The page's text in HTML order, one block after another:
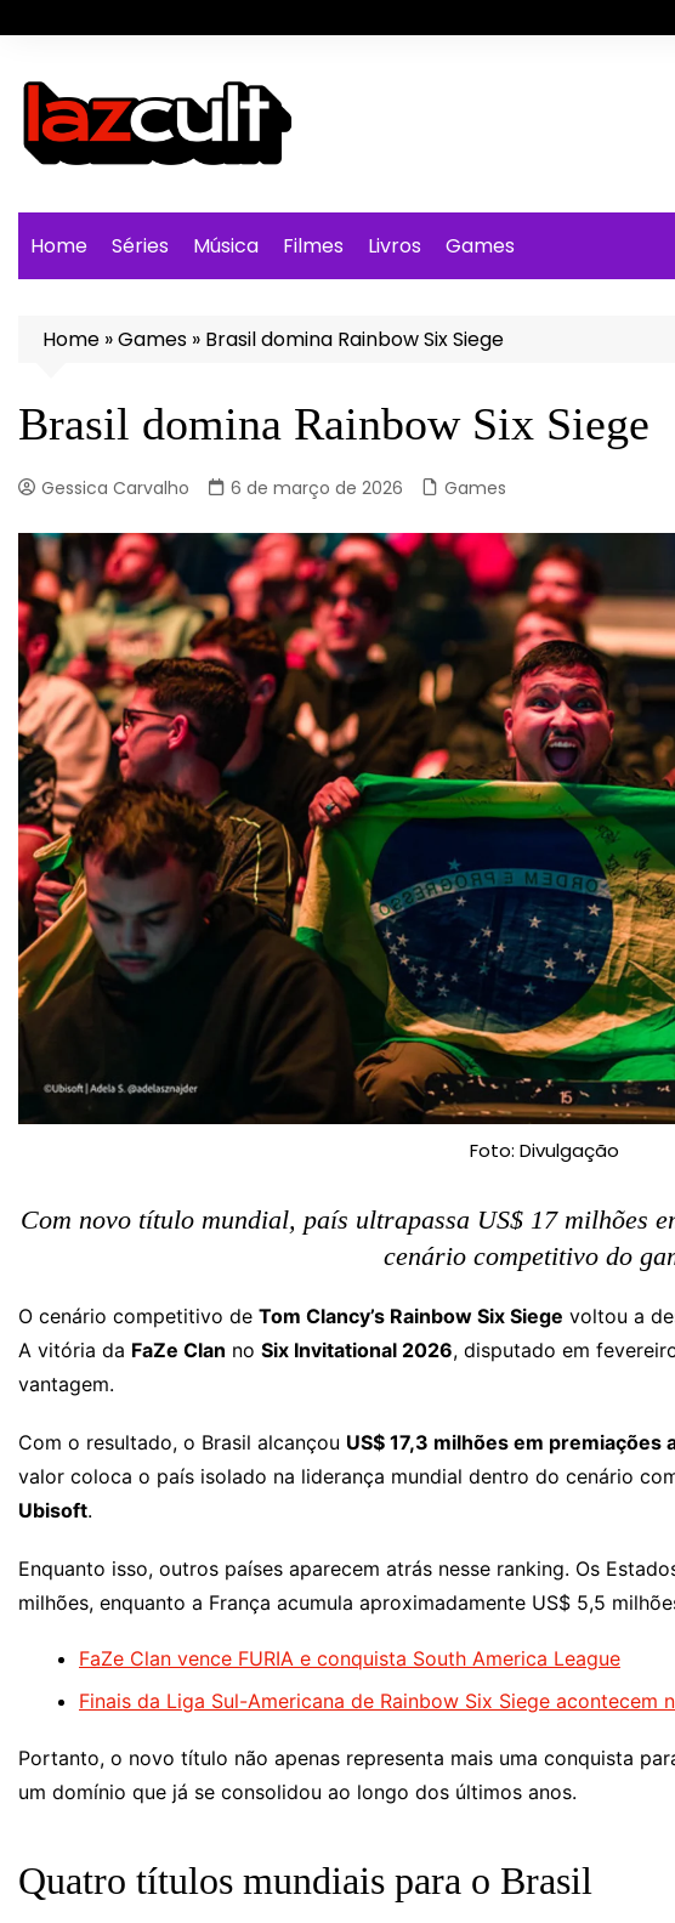
para
conteúdo
Home Séries Música Filmes Livros Games
Home »Games » Brasil domina Rainbow Six Siege
Brasil domina Rainbow Six Siege
Gessica Carvalho 6 de março de 2026 Games
Foto: Divulgação
Com novo título mundial, país ultrapassa US$ 17 milhões
cenário competitivo do
O cenário competitivo de Tom Clancy’s Rainbow Six Siege voltou a
A vitória da FaZe Clan no Six Invitational 2026, disputado em
vantagem.
Com o resultado, o Brasil alcançou US$ 17,3 milhões em premiações
valor coloca o país isolado na liderança mundial dentro do cenário
Ubisoft.
Enquanto isso, outros países aparecem atrás nesse ranking. Os
milhões, enquanto a França acumula aproximadamente US$ 5,5
FaZe Clan vence FURIA e conquista South America League
Finais da Liga Sul-Americana de Rainbow Six Siege acontecem
Portanto, o novo título não apenas representa mais uma conquista
um domínio que já se consolidou ao longo dos últimos anos.
Quatro títulos mundiais para o Brasil